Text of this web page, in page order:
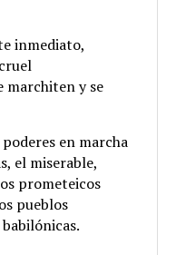
inmediato,
marchiten y se
en marcha
el miserable,
prometeicos
pueblos